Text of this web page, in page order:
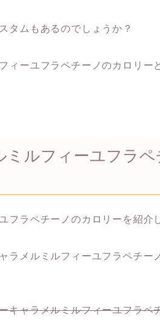
タムもあるのでしょうか？
ィーユフラペチーノのカロリー
ミルフィーユフラ
フラペチーノのカロリーを紹介
ラメルミルフィーユフラペチー
キャラメルミルフィーユフラペ